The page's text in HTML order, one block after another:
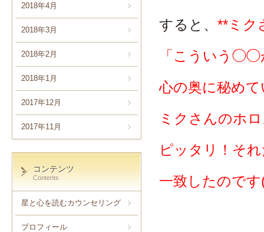
2018年4月
2018年3月
2018年2月
2018年1月
2017年12月
2017年11月
コンテンツ
Contents
星と心を読むカウンセリング
プロフィール
すると、 **ミク
「こういう◯◯
心の奥に秘め
ミクさんのホ
ピッタリ！そ
一致したので